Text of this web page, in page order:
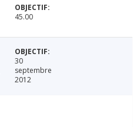
45.00
30
septembre
2012